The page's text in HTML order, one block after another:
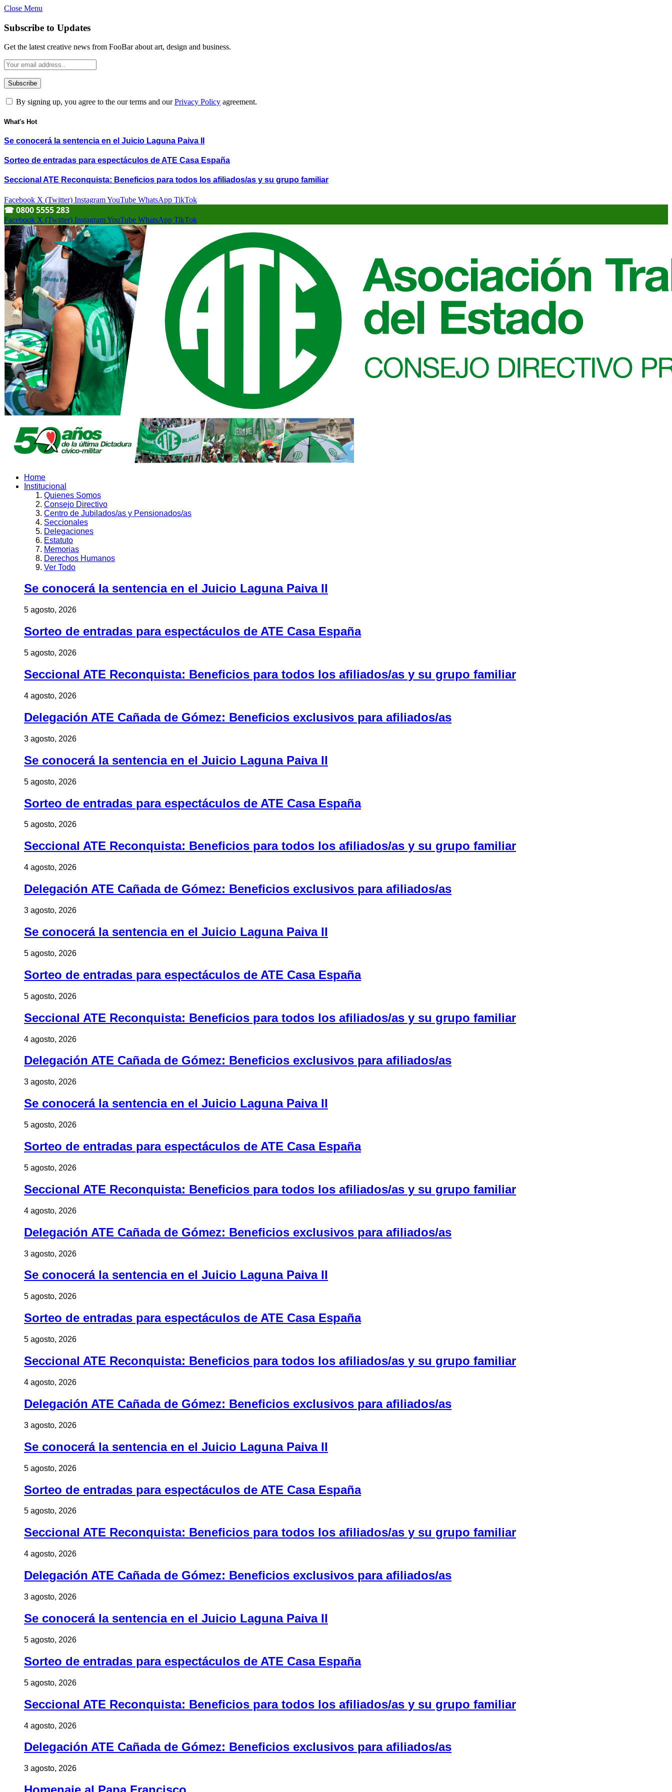
Close Menu
Subscribe to Updates
Get the latest creative news from FooBar about art, design and business.
By signing up, you agree to the our terms and ourPrivacy Policy agreement.
What's Hot
Se conocerá la sentencia en el Juicio Laguna Paiva II
Sorteo de entradas para espectáculos de ATE Casa España
Seccional ATE Reconquista: Beneficios para todos los afiliados/as y su grupo familiar
Facebook X (Twitter) InstagramYouTube WhatsApp TikTok
☎︎ 0800 5555 283
Facebook X (Twitter) InstagramYouTube WhatsApp TikTok
Home
Institucional
Quienes Somos
Consejo Directivo
Centro de Jubilados/as y Pensionados/as
Seccionales
Delegaciones
Estatuto
Memorias
Derechos Humanos
Ver Todo
Se conocerá la sentencia en el Juicio Laguna Paiva II
5 agosto, 2026
Sorteo de entradas para espectáculos de ATE Casa España
5 agosto, 2026
Seccional ATE Reconquista: Beneficios para todos los afiliados/as y su grupo familiar
4 agosto, 2026
Delegación ATE Cañada de Gómez: Beneficios exclusivos para afiliados/as
3 agosto, 2026
Se conocerá la sentencia en el Juicio Laguna Paiva II
5 agosto, 2026
Sorteo de entradas para espectáculos de ATE Casa España
5 agosto, 2026
Seccional ATE Reconquista: Beneficios para todos los afiliados/as y su grupo familiar
4 agosto, 2026
Delegación ATE Cañada de Gómez: Beneficios exclusivos para afiliados/as
3 agosto, 2026
Se conocerá la sentencia en el Juicio Laguna Paiva II
5 agosto, 2026
Sorteo de entradas para espectáculos de ATE Casa España
5 agosto, 2026
Seccional ATE Reconquista: Beneficios para todos los afiliados/as y su grupo familiar
4 agosto, 2026
Delegación ATE Cañada de Gómez: Beneficios exclusivos para afiliados/as
3 agosto, 2026
Se conocerá la sentencia en el Juicio Laguna Paiva II
5 agosto, 2026
Sorteo de entradas para espectáculos de ATE Casa España
5 agosto, 2026
Seccional ATE Reconquista: Beneficios para todos los afiliados/as y su grupo familiar
4 agosto, 2026
Delegación ATE Cañada de Gómez: Beneficios exclusivos para afiliados/as
3 agosto, 2026
Se conocerá la sentencia en el Juicio Laguna Paiva II
5 agosto, 2026
Sorteo de entradas para espectáculos de ATE Casa España
5 agosto, 2026
Seccional ATE Reconquista: Beneficios para todos los afiliados/as y su grupo familiar
4 agosto, 2026
Delegación ATE Cañada de Gómez: Beneficios exclusivos para afiliados/as
3 agosto, 2026
Se conocerá la sentencia en el Juicio Laguna Paiva II
5 agosto, 2026
Sorteo de entradas para espectáculos de ATE Casa España
5 agosto, 2026
Seccional ATE Reconquista: Beneficios para todos los afiliados/as y su grupo familiar
4 agosto, 2026
Delegación ATE Cañada de Gómez: Beneficios exclusivos para afiliados/as
3 agosto, 2026
Se conocerá la sentencia en el Juicio Laguna Paiva II
5 agosto, 2026
Sorteo de entradas para espectáculos de ATE Casa España
5 agosto, 2026
Seccional ATE Reconquista: Beneficios para todos los afiliados/as y su grupo familiar
4 agosto, 2026
Delegación ATE Cañada de Gómez: Beneficios exclusivos para afiliados/as
3 agosto, 2026